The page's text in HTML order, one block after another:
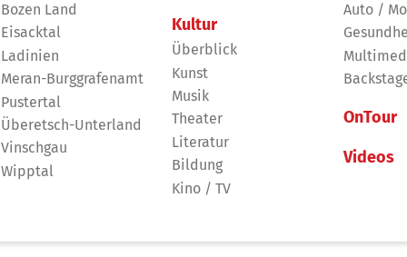
Bozen Land
Eisacktal
Ladinien
Meran-Burggrafenamt
Pustertal
Überetsch-Unterland
Vinschgau
Wipptal
Kultur
Überblick
Kunst
Musik
Theater
Literatur
Bildung
Kino / TV
Auto /
OnTour
Videos